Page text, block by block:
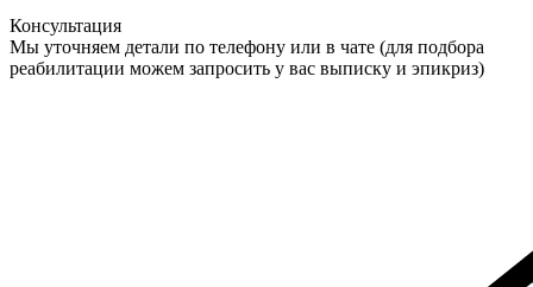
Консультация
Мы уточняем детали по телефону или в чате (для подбора
реабилитации можем запросить у вас выписку и эпикриз)